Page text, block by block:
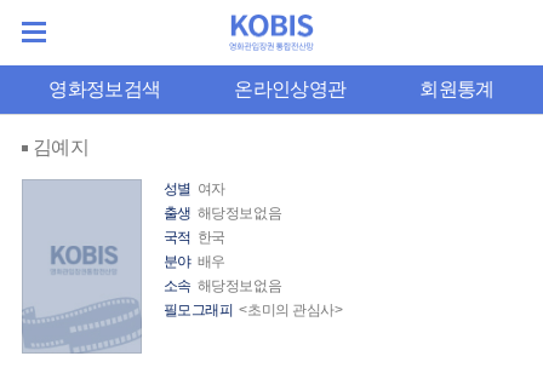
영화정보검색 온라인상영관 회원통계
김예지
성별 여자
출생 해당정보없음
국적 한국
분야 배우
소속 해당정보없음
필모그래피 <초미의 관심사>